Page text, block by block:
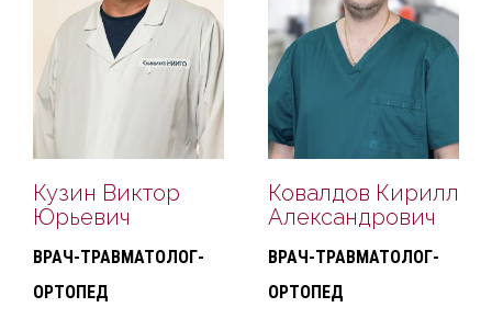
Кузин Виктор
Юрьевич
ВРАЧ-ТРАВМАТОЛОГ-
ОРТОПЕД
Ковалдов Кирилл
Александрович
ВРАЧ-ТРАВМАТОЛОГ-
ОРТОПЕД